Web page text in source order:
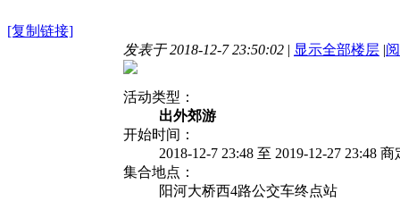
[复制链接]
发表于 2018-12-7 23:50:02 | 显示全部楼层 |
活动类型：
出外郊游
开始时间：
2018-12-7 23:48 至 2019-12-27 23:48 商
集合地点：
阳河大桥西4路公交车终点站